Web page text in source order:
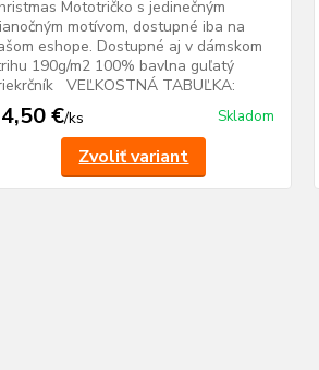
Mototričko s jedinečným
motívom, dostupné iba na
eshope. Dostupné aj v dámskom
190g/m2 100% bavlna guľatý
VEĽKOSTNÁ TABUĽKA:
€/ks Skladom
Zvoliť variant